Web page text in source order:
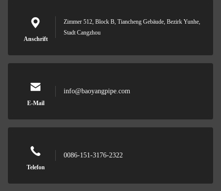
Anschrift
Zimmer 512, Block B, Tiancheng Gebäude, Bezirk Yunhe,
Stadt Cangzhou
E-Mail
info@baoyangpipe.com
Telefon
0086-151-3176-2322